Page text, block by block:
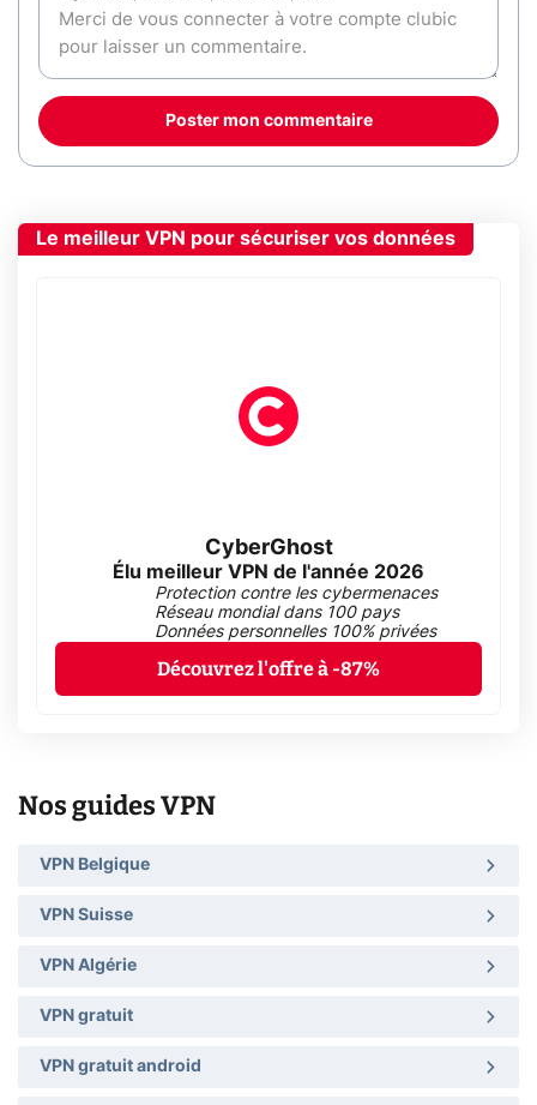
Poster mon commentaire
Le meilleur VPN pour sécuriser vos données
CyberGhost
Élu meilleur VPN de l'année 2026
Protection contre les cybermenaces
Réseau mondial dans 100 pays
Données personnelles 100% privées
Découvrez l'offre à -87%
Nos guides VPN
VPN Belgique
VPN Suisse
VPN Algérie
VPN gratuit
VPN gratuit android